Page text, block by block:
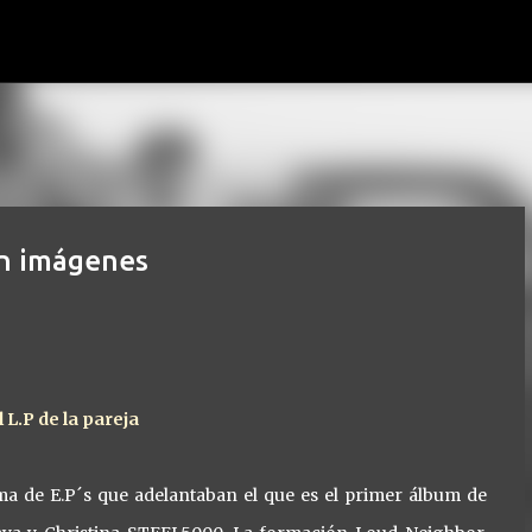
imágenes
de la pareja
de E.P´s que adelantaban el que es el primer álbum de